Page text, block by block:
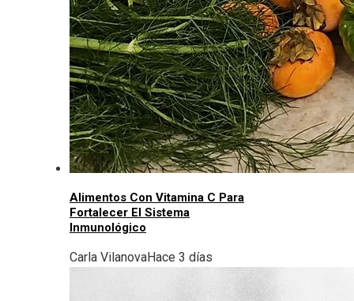
Alimentos Con Vitamina C Para
Fortalecer El Sistema
Inmunológico
Carla VilanovaHace 3 días